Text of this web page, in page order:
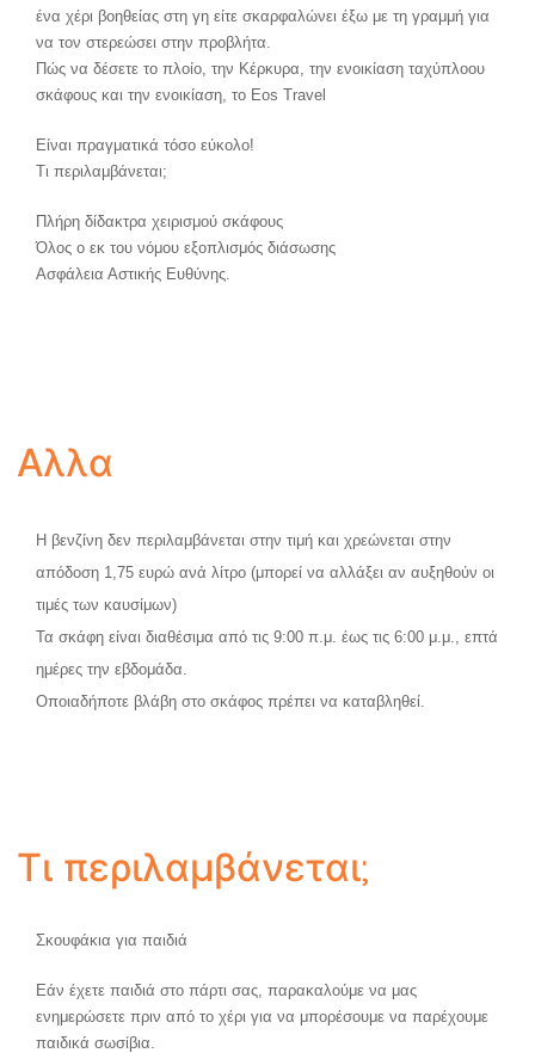
ένα χέρι βοηθείας στη γη είτε σκαρφαλώνει έξω με τη γραμμή για
να τον στερεώσει στην προβλήτα.
Πώς να δέσετε το πλοίο, την Κέρκυρα, την ενοικίαση ταχύπλοου
σκάφους και την ενοικίαση, το Eos Travel
Είναι πραγματικά τόσο εύκολο!
Τι περιλαμβάνεται;
Πλήρη δίδακτρα χειρισμού σκάφους
Όλος ο εκ του νόμου εξοπλισμός διάσωσης
Ασφάλεια Αστικής Ευθύνης.
Αλλα
Η βενζίνη δεν περιλαμβάνεται στην τιμή και χρεώνεται στην
απόδοση 1,75 ευρώ ανά λίτρο (μπορεί να αλλάξει αν αυξηθούν οι
τιμές των καυσίμων)
Τα σκάφη είναι διαθέσιμα από τις 9:00 π.μ. έως τις 6:00 μ.μ., επτά
ημέρες την εβδομάδα.
Οποιαδήποτε βλάβη στο σκάφος πρέπει να καταβληθεί.
Τι περιλαμβάνεται;
Σκουφάκια για παιδιά
Εάν έχετε παιδιά στο πάρτι σας, παρακαλούμε να μας
ενημερώσετε πριν από το χέρι για να μπορέσουμε να παρέχουμε
παιδικά σωσίβια.